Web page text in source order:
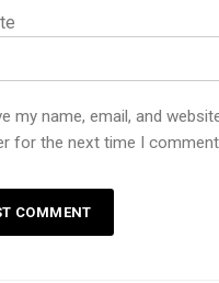
my name, email, and
for the next time I